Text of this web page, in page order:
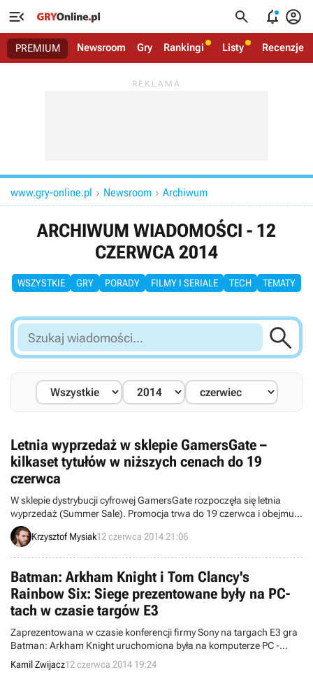
   
PREMIUM Newsroom Gry Rankingi Listy Recenzje
www.gry-online.pl  Newsroom  Archiwum
ARCHIWUM WIADOMOŚCI - 12
CZERWCA 2014
WSZYSTKIE GRY PORADY FILMY I SERIALE TECH TEMATY
Szukaj
wiadomości...

Letnia wyprzedaż w sklepie GamersGate –
kilkaset tytułów w niższych cenach do 19
czerwca
W sklepie dystrybucji cyfrowej GamersGate rozpoczęła się letnia
wyprzedaż (Summer Sale). Promocja trwa do 19 czerwca i obejmuje
kilkaset gier. Ponadto co dwie doby zmienia się oferta specjalna,
dotycząca kilkudziesięciu tytułów z określonej puli (na początek
Krzysztof Mysiak12 czerwca 2014 21:06
Batman: Arkham Knight i Tom Clancy's
Rainbow Six: Siege prezentowane były na PC-
tach w czasie targów E3
Zaprezentowana w czasie konferencji firmy Sony na targach E3 gra
Batman: Arkham Knight uruchomiona była na komputerze PC -
wyjawił Dax Ginn z RockSteady Studios. Taki sam los spotkał także
strzelankę FPP Tom Clancy's Rainbow Six: Siege of firmy Ubisoft, z
Kamil Zwijacz12 czerwca 2014 19:24